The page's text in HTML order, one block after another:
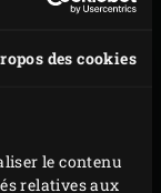
des cookies
le contenu
relatives aux
, faites
de blé ou de
et laissez cuire
entre 250